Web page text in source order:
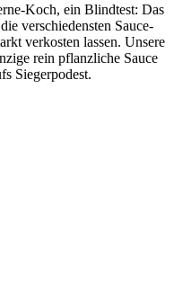
Koch, ein Blindtest: Das
verschiedensten Sauce-
verkosten lassen. Unsere
rein pflanzliche Sauce
Siegerpodest.